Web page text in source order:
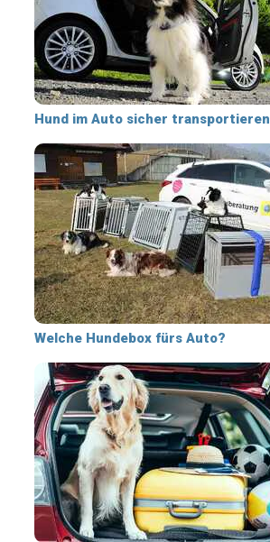
Hund im Auto sicher transportieren
Welche Hundebox fürs Auto?